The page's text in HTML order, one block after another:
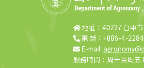
地址：40227 台中
電 話：+886-4-
E-mail:
服務時間：周一至周五